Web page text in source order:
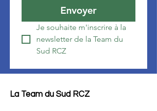
Envoyer
Je souhaite m'inscrire à la
newsletter de la Team du
Sud RCZ
La Team du Sud RCZ